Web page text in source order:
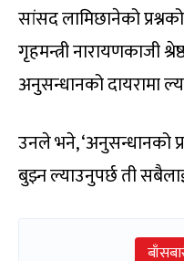
सांसद लामिछानेको
गृहमन्त्री नारायणकाजी
अनुसन्धानको दायरामा
उनले भने, ‘अनुसन्धानको
बुझ्न ल्याउनुपर्छ ती